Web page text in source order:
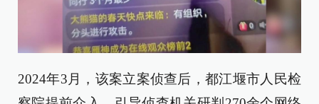
2024年3月，该案立案侦查后，都江堰市人民检